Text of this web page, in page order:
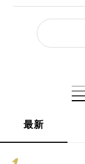
最新